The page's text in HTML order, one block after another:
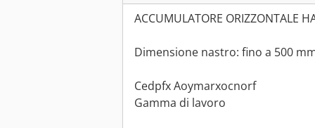
ACCUMULATORE ORIZZONTALE
Dimensione nastro: fino a 500
Cedpfx Aoymarxocnorf
Gamma di lavoro